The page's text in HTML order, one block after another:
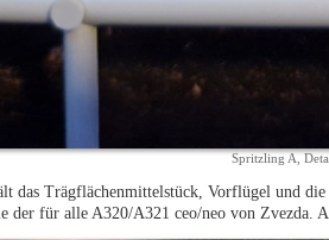
Spritzling A,
das Trägflächenmittelstück, Vorflügel und
der für alle A320/A321 ceo/neo von Zvezda.